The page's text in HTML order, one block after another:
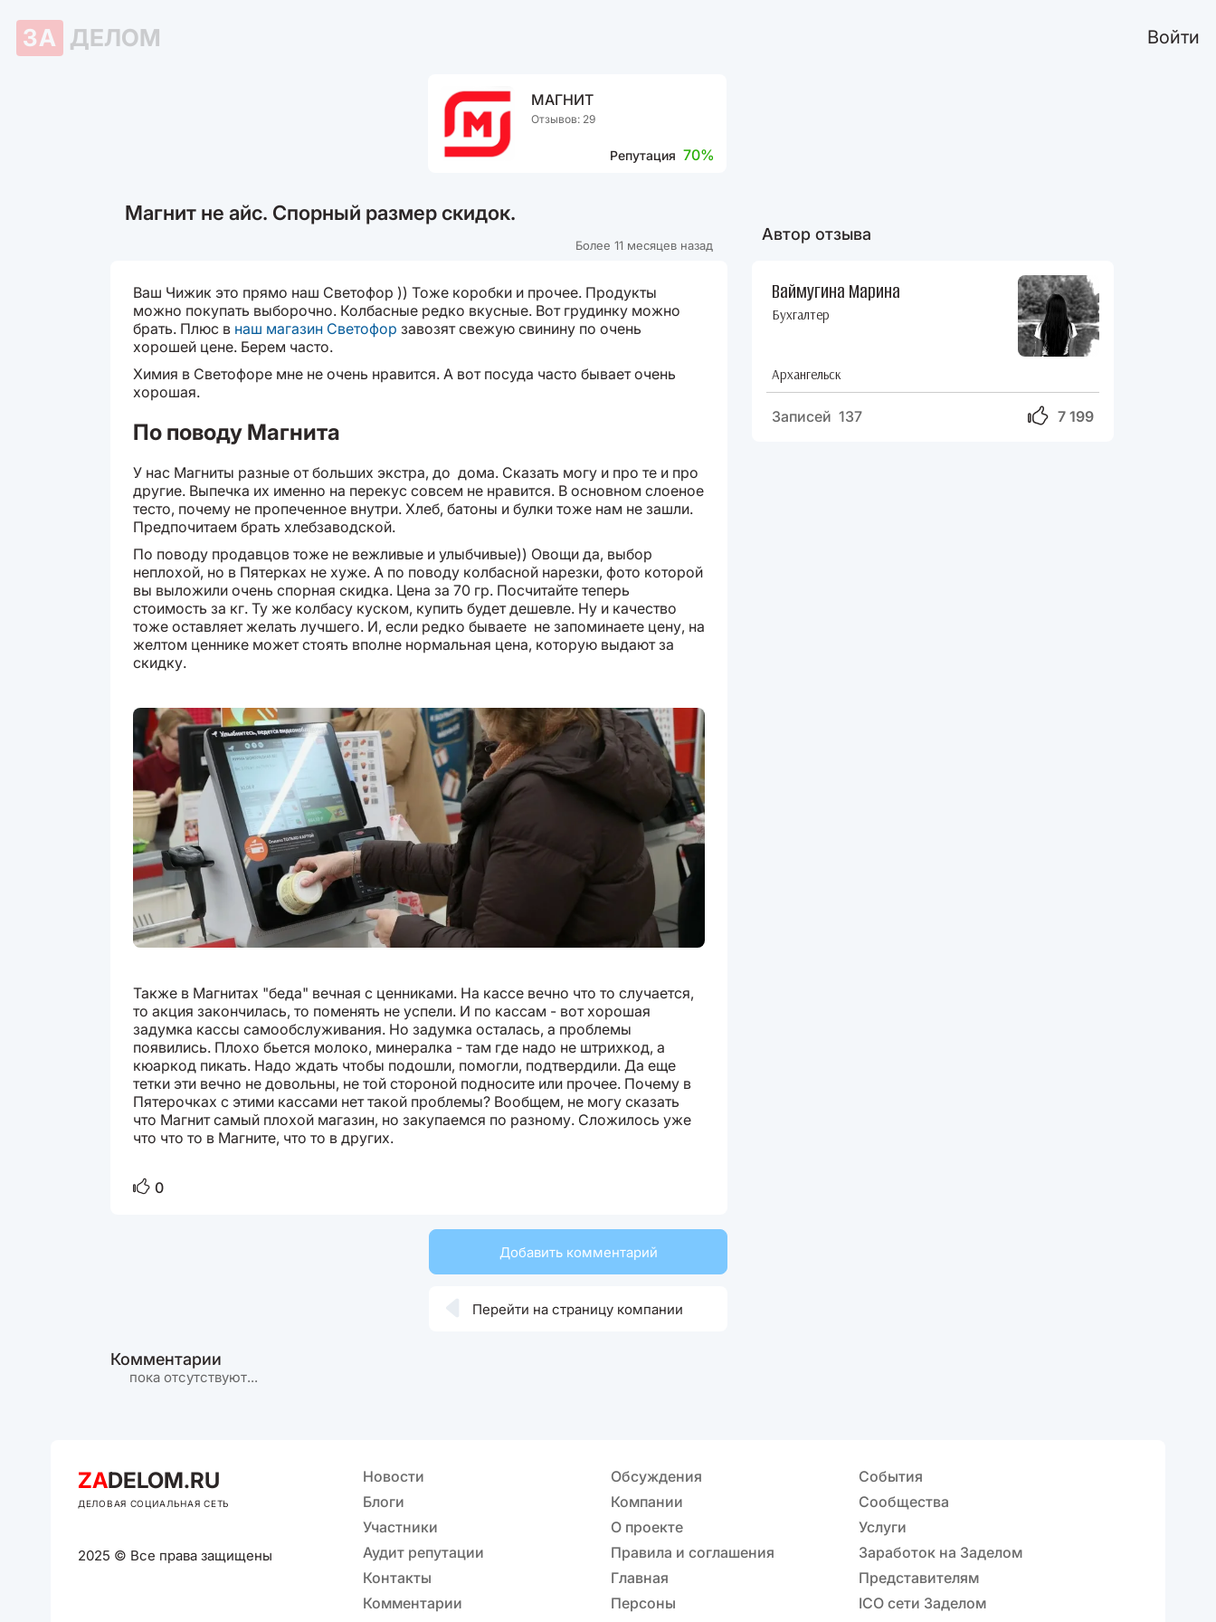
ЗА ДЕЛОМ Войти
МАГНИТ
Отзывов: 29
Репутация 70%
Магнит не айс. Спорный размер скидок.
Более 11 месяцев назад
Ваш Чижик это прямо наш Светофор )) Тоже коробки и прочее. Продукты
можно покупать выборочно. Колбасные редко вкусные. Вот грудинку можно
брать. Плюс в наш магазин Светофор завозят свежую свинину по очень
хорошей цене. Берем часто.
Химия в Светофоре мне не очень нравится. А вот посуда часто бывает очень
хорошая.
По поводу Магнита
У нас Магниты разные от больших экстра, до дома. Сказать могу и про те и про
другие. Выпечка их именно на перекус совсем не нравится. В основном слоеное
тесто, почему не пропеченное внутри. Хлеб, батоны и булки тоже нам не зашли.
Предпочитаем брать хлебзаводской.
По поводу продавцов тоже не вежливые и улыбчивые)) Овощи да, выбор
неплохой, но в Пятерках не хуже. А по поводу колбасной нарезки, фото которой
вы выложили очень спорная скидка. Цена за 70 гр. Посчитайте теперь
стоимость за кг. Ту же колбасу куском, купить будет дешевле. Ну и качество
тоже оставляет желать лучшего. И, если редко бываете не запоминаете цену, на
желтом ценнике может стоять вполне нормальная цена, которую выдают за
скидку.
Также в Магнитах "беда" вечная с ценниками. На кассе вечно что то случается,
то акция закончилась, то поменять не успели. И по кассам - вот хорошая
задумка кассы самообслуживания. Но задумка осталась, а проблемы
появились. Плохо бьется молоко, минералка - там где надо не штрихкод, а
кюаркод пикать. Надо ждать чтобы подошли, помогли, подтвердили. Да еще
тетки эти вечно не довольны, не той стороной подносите или прочее. Почему в
Пятерочках с этими кассами нет такой проблемы? Вообщем, не могу сказать
что Магнит самый плохой магазин, но закупаемся по разному. Сложилось уже
что что то в Магните, что то в других.
0
Добавить комментарий
Перейти на страницу компании
Комментарии
пока отсутствуют...
Автор отзыва
Ваймугина Марина
Бухгалтер
Архангельск
7 199
Записей 137
ZADELOM.RU
ДЕЛОВАЯ СОЦИАЛЬНАЯ СЕТЬ
2025 © Все права защищены
Новости Обсуждения
События
Блоги
Компании
Сообщества
Участники
О проекте
Услуги
Аудит репутации
Правила и соглашения
Заработок на Заделом
Контакты
Главная
Представителям
Комментарии
Персоны
ICO сети Заделом